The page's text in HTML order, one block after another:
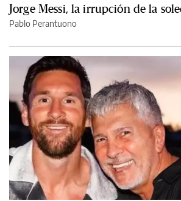
Jorge Messi, la irrupción de la
Pablo Perantuono